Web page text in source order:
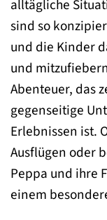
alltägliche
sind so
und die Kinder
und
Abenteuer, das
gegenseitige
Erlebnissen ist.
Ausflügen oder
Peppa und ihre
einem